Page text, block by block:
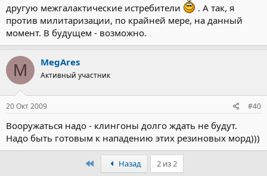
другую межгалактические истребители
. А так, я
против милитаризации, по крайней мере, на данный
момент. В будущем - возможно.
M MegAres
Активный участник
20 Окт 2009 #40
Вооружаться надо - клингоны долго ждать не будут.
Надо быть готовым к нападению этих резиновых морд)))
ПервыйНазад 2 из 2